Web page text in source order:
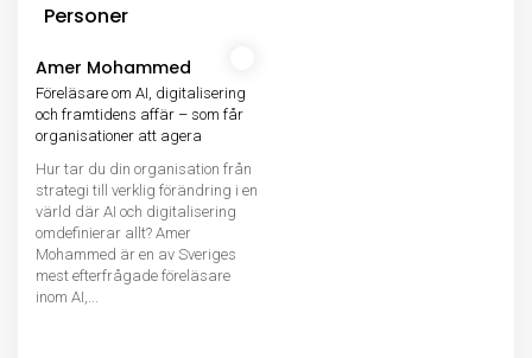
Personer
Amer Mohammed
Föreläsare om AI, digitalisering
och framtidens affär – som får
organisationer att agera
Hur tar du din organisation från
strategi till verklig förändring i en
värld där AI och digitalisering
omdefinierar allt? Amer
Mohammed är en av Sveriges
mest efterfrågade föreläsare
inom AI,...